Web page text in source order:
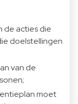
de acties die
doelstellingen
van de
moet